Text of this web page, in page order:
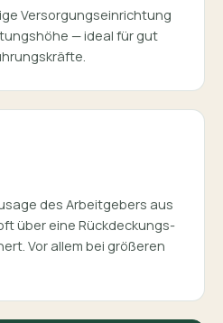
Versorgungs­einrichtung
— ideal für gut
des Arbeitgebers aus
über eine Rückdeckungs­
Vor allem bei größeren